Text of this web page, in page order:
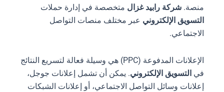
منصة.شركة رابيد غزالمتخصصة في إدارة حملات
التسويق الإلكترونيعبر مختلف منصات التواصل
الاجتماعي.
الإعلانات المدفوعة (PPC) هي وسيلة فعالة لتسريع النتائج
في التسويق الإلكتروني. يمكن أن تشمل إعلانات جوجل،
إعلانات وسائل التواصل الاجتماعي، أو إعلانات الشبكات